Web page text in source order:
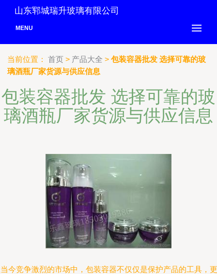
山东郓城瑞升玻璃有限公司
MENU
当前位置： 首页 > 产品大全 > 包装容器批发 选择可靠的玻
璃酒瓶厂家货源与供应信息
包装容器批发 选择可靠的玻
璃酒瓶厂家货源与供应信息
今竞争激烈的市场中，包装容器不仅仅是保护产品的工具，更